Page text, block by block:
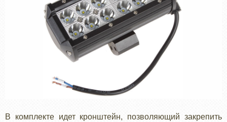
В комплекте идет кронштейн, позволяющий закрепить